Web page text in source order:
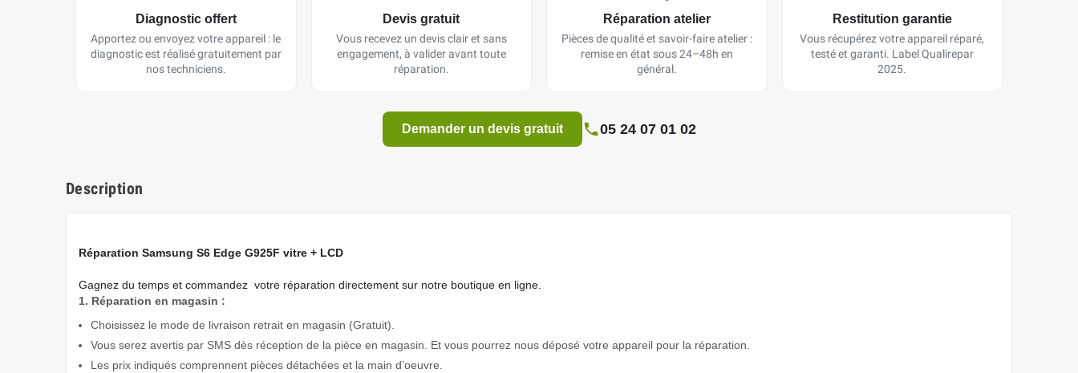
Diagnostic offert
Apportez ou envoyez votre appareil : le
diagnostic est réalisé gratuitement par
nos techniciens.
Devis gratuit
Vous recevez un devis clair et sans
engagement, à valider avant toute
réparation.
Réparation atelier
Pièces de qualité et savoir-faire atelier :
remise en état sous 24–48h en
général.
Restitution garantie
Vous récupérez votre appareil réparé,
testé et garanti. Label Qualirepar
2025.
Demander un devis gratuit 05 24 07 01 02
Description
Réparation Samsung S6 Edge G925F vitre + LCD
Gagnez du temps et commandez votre réparation directement sur notre boutique en ligne.
1. Réparation en magasin :
Choisissez le mode de livraison retrait en magasin (Gratuit).
Vous serez avertis par SMS dès réception de la pièce en magasin. Et vous pourrez nous déposé votre appareil pour la réparation.
Les prix indiqués comprennent pièces détachées et la main d’oeuvre.